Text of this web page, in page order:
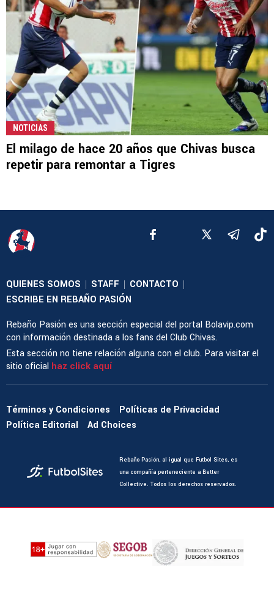
NOTICIAS
El milago de hace 20 años que Chivas busca
repetir para remontar a Tigres
QUIENES SOMOS | STAFF | CONTACTO |
ESCRIBE EN REBAÑO PASIÓN
Rebaño Pasión es una sección especial del portal Bolavip.com
con información destinada a los fans del Club Chivas.
Esta sección no tiene relación alguna con el club. Para visitar el
sitio oficial haz click aquí
Términos y Condiciones
Políticas de Privacidad
Política Editorial
Ad Choices
Rebaño Pasión, al igual que Futbol Sites, es
una compañía perteneciente a Better
Collective. Todos los derechos reservados.